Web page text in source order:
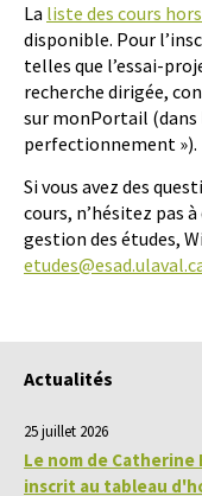
La liste des cours
disponible. Pour
telles que l’essai-
recherche dirigée,
sur monPortail (dans
perfectionnement »).
Si vous avez des
cours, n’hésitez pas
gestion des études,
Actualités
25 juillet 2026
Le nom de
inscrit au tableau